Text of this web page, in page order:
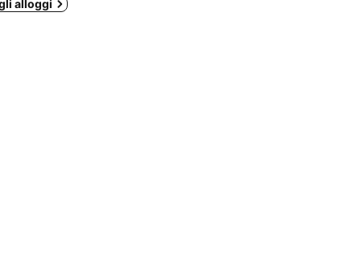
alloggi